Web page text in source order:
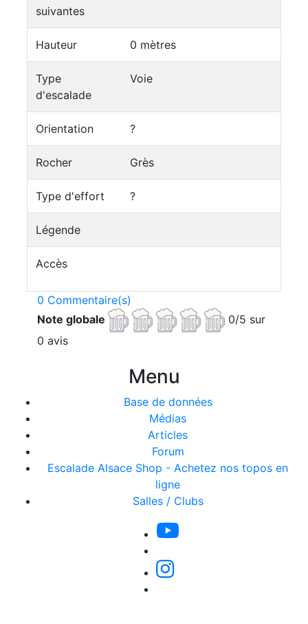
suivantes
Hauteur 0 mètres
Type
d'escalade
Voie
Orientation ?
Rocher Grès
Type d'effort ?
Légende
Accès
0 Commentaire(s)
Note globale
0/5 sur
0 avis
Menu
Base de données
Médias
Articles
Forum
Escalade Alsace Shop - Achetez nos topos en
ligne
Salles / Clubs